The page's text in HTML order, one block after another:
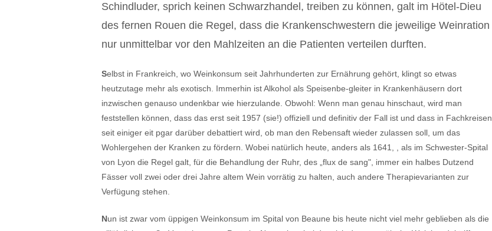
Schindluder, sprich keinen Schwarzhandel, treiben zu können, galt im Hötel-Dieu
des fernen Rouen die Regel, dass die Krankenschwestern die jeweilige Weinration
nur unmittelbar vor den Mahlzeiten an die Patienten verteilen durften.
Selbst in Frankreich, wo Weinkonsum seit Jahrhunderten zur Ernährung gehört, klingt so etwas
heutzutage mehr als exotisch. Immerhin ist Alkohol als Speisenbe-gleiter in Krankenhäusern dort
inzwischen genauso undenkbar wie hierzulande. Obwohl: Wenn man genau hinschaut, wird man
feststellen können, dass das erst seit 1957 (sie!) offiziell und definitiv der Fall ist und dass in Fachkreisen
seit einiger eit pgar darüber debattiert wird, ob man den Rebensaft wieder zulassen soll, um das
Wohlergehen der Kranken zu fördern. Wobei natürlich heute, anders als 1641, , als im Schwester-Spital
von Lyon die Regel galt, für die Behandlung der Ruhr, des „flux de sang", immer ein halbes Dutzend
Fässer voll zwei oder drei Jahre altem Wein vorrätig zu halten, auch andere Therapievarianten zur
Verfügung stehen.
Nun ist zwar vom üppigen Weinkonsum im Spital von Beaune bis heute nicht viel mehr geblieben als die